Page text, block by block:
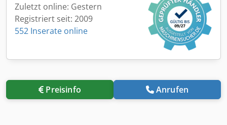
Zuletzt online: Gestern
Registriert seit: 2009
552 Inserate online
Preisinfo Anrufen